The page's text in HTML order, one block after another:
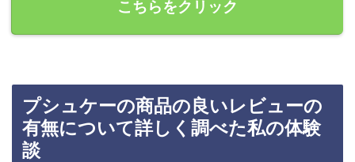
こちらをクリック
プシュケーの商品の良いレビューの
有無について詳しく調べた私の体験
談